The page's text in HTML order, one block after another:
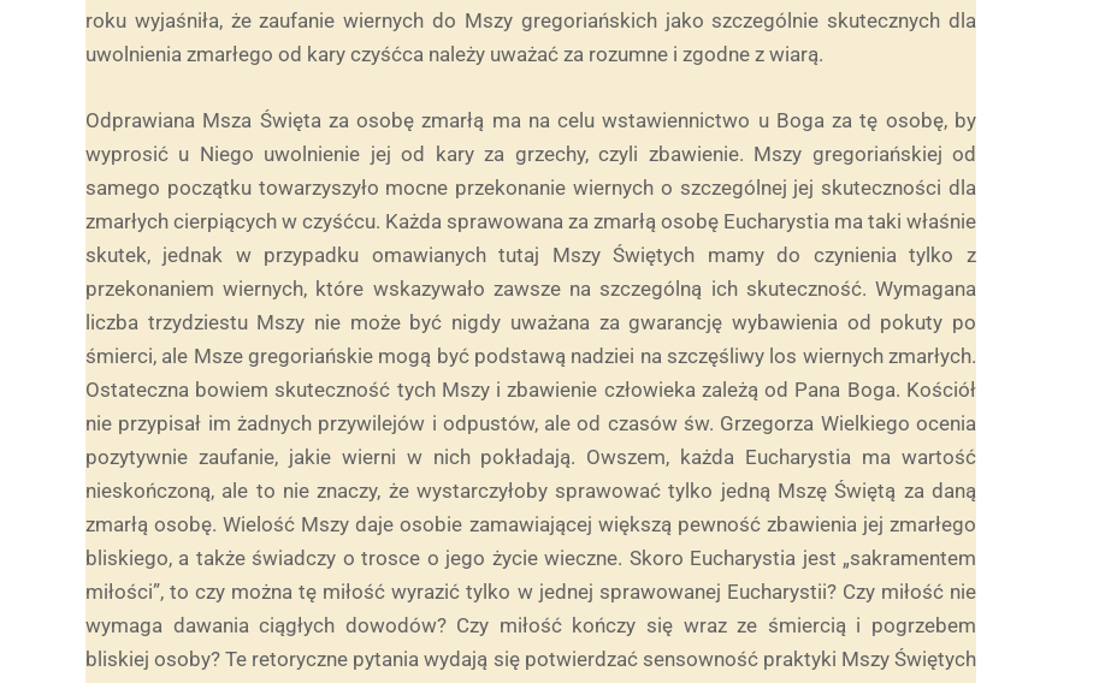
roku wyjaśniła, że zaufanie wiernych do Mszy gregoriańskich jako szczególnie skutecznych dla
uwolnienia zmarłego od kary czyśćca należy uważać za rozumne i zgodne z wiarą.
Odprawiana Msza Święta za osobę zmarłą ma na celu wstawiennictwo u Boga za tę osobę, by
wyprosić u Niego uwolnienie jej od kary za grzechy, czyli zbawienie. Mszy gregoriańskiej od
samego początku towarzyszyło mocne przekonanie wiernych o szczególnej jej skuteczności dla
zmarłych cierpiących w czyśćcu. Każda sprawowana za zmarłą osobę Eucharystia ma taki właśnie
skutek, jednak w przypadku omawianych tutaj Mszy Świętych mamy do czynienia tylko z
przekonaniem wiernych, które wskazywało zawsze na szczególną ich skuteczność. Wymagana
liczba trzydziestu Mszy nie może być nigdy uważana za gwarancję wybawienia od pokuty po
śmierci, ale Msze gregoriańskie mogą być podstawą nadziei na szczęśliwy los wiernych zmarłych.
Ostateczna bowiem skuteczność tych Mszy i zbawienie człowieka zależą od Pana Boga. Kościół
nie przypisał im żadnych przywilejów i odpustów, ale od czasów św. Grzegorza Wielkiego ocenia
pozytywnie zaufanie, jakie wierni w nich pokładają. Owszem, każda Eucharystia ma wartość
nieskończoną, ale to nie znaczy, że wystarczyłoby sprawować tylko jedną Mszę Świętą za daną
zmarłą osobę. Wielość Mszy daje osobie zamawiającej większą pewność zbawienia jej zmarłego
bliskiego, a także świadczy o trosce o jego życie wieczne. Skoro Eucharystia jest „sakramentem
miłości”, to czy można tę miłość wyrazić tylko w jednej sprawowanej Eucharystii? Czy miłość nie
wymaga dawania ciągłych dowodów? Czy miłość kończy się wraz ze śmiercią i pogrzebem
bliskiej osoby? Te retoryczne pytania wydają się potwierdzać sensowność praktyki Mszy Świętych